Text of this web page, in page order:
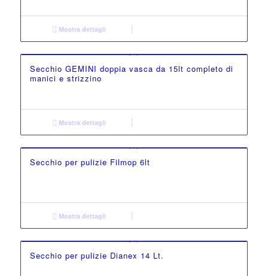
Mostra dettagli
Secchio GEMINI doppia vasca da 15lt completo di
manici e strizzino
Mostra dettagli
Secchio per pulizie Filmop 6lt
Mostra dettagli
Secchio per pulizie Dianex 14 Lt.